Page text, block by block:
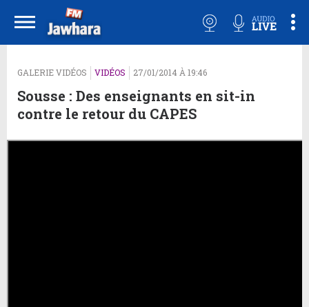
GALERIE VIDÉOS VIDÉOS 27/01/2014 À 19:46
Sousse : Des enseignants en sit-in
contre le retour du CAPES